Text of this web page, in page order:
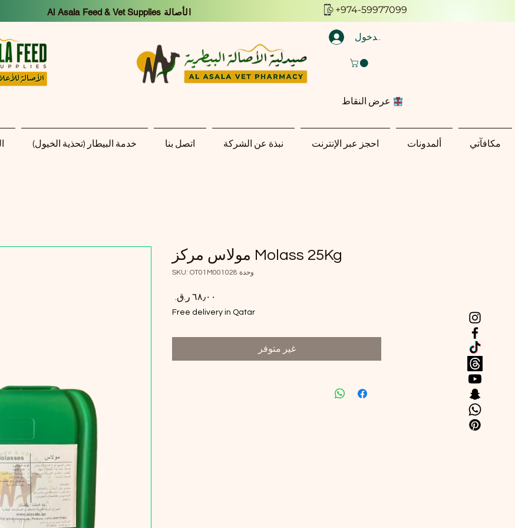
Al Asala Feed & Vet Supplies الأصالة +974-59977099
تسجيل الدخول
عرض النقاط
خدمة البيطار (تحذية الخيول) اتصل بنا نبذة عن الشركة احجز عبر الإنترنت ألمدونات مكافآتي
Molass 25Kg مولاس مركز
وحدة SKU: OT01M001028
Free delivery in Qatar
غير متوفر